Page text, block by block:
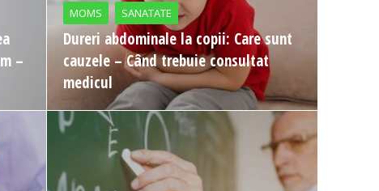
–
MOMS SANATATE
Dureri abdominale la copii: Care sunt
cauzele – Când trebuie consultat
medicul